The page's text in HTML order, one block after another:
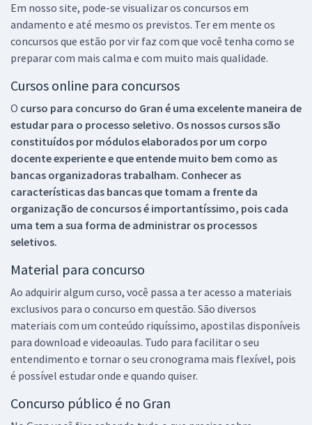
Em nosso site, pode-se visualizar os concursos em
andamento e até mesmo os previstos. Ter em mente os
concursos que estão por vir faz com que você tenha como se
preparar com mais calma e com muito mais qualidade.
Cursos online para concursos
O curso para concurso do Gran é uma excelente maneira de
estudar para o processo seletivo. Os nossos cursos são
constituídos por módulos elaborados por um corpo
docente experiente e que entende muito bem como as
bancas organizadoras trabalham. Conhecer as
características das bancas que tomam a frente da
organização de concursos é importantíssimo, pois cada
uma tem a sua forma de administrar os processos
seletivos.
Material para concurso
Ao adquirir algum curso, você passa a ter acesso a materiais
exclusivos para o concurso em questão. São diversos
materiais com um conteúdo riquíssimo, apostilas disponíveis
para download e videoaulas. Tudo para facilitar o seu
entendimento e tornar o seu cronograma mais flexível, pois
é possível estudar onde e quando quiser.
Concurso público é no Gran